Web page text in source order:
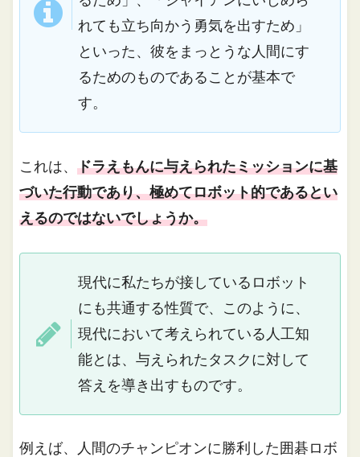
れても立ち向かう勇気を出すため」
といった、彼をまっとうな人間にす
るためのものであることが基本で
す。
これは、ドラえもんに与えられたミッションに基
づいた行動であり、極めてロボット的であるとい
えるのではないでしょうか。
現代に私たちが接しているロボット
にも共通する性質で、このように、
現代において考えられている人工知
能とは、与えられたタスクに対して
答えを導き出すものです。
例えば、人間のチャンピオンに勝利した囲碁ロボ